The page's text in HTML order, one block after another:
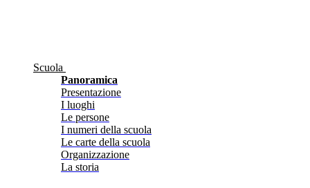
Scuola
Panoramica
Presentazione
I luoghi
Le persone
I numeri della scuola
Le carte della scuola
Organizzazione
La storia